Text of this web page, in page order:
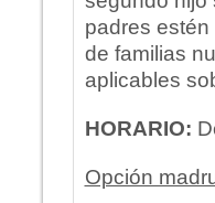
padres
de familias
aplicables
HORARIO:
Opción